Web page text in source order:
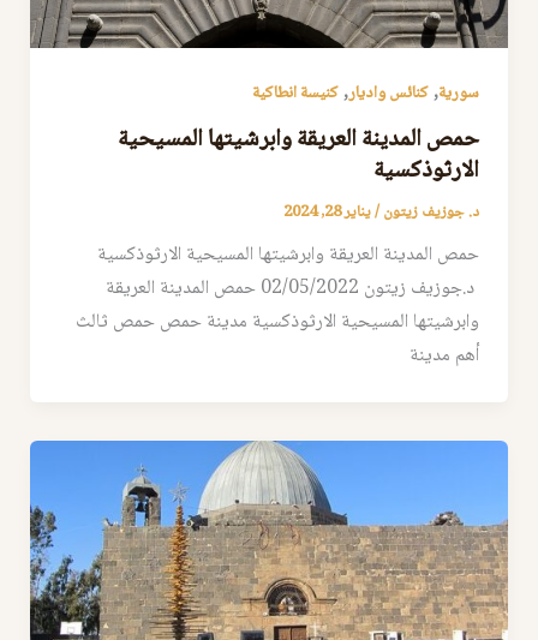
سورية,كنائس واديار,كنيسة انطاكية
حمص المدينة العريقة وابرشيتها المسيحية
الارثوذكسية
د. جوزيف زيتون/يناير 28, 2024
حمص المدينة العريقة وابرشيتها المسيحية الارثوذكسية
د.جوزيف زيتون 02/05/2022 حمص المدينة العريقة
وابرشيتها المسيحية الارثوذكسية مدينة حمص حمص ثالث
أهم مدينة